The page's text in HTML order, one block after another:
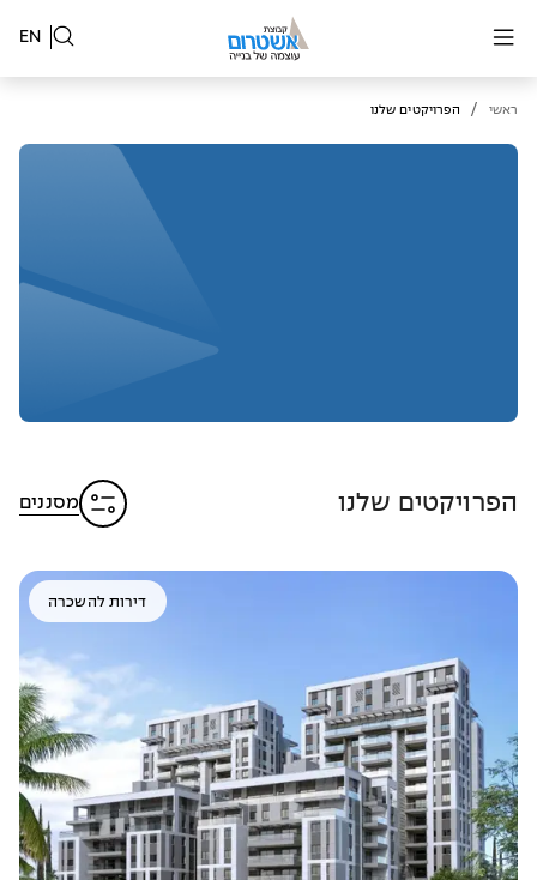
EN
ראשי / הפרויקטים שלנו
הפרויקטים שלנו מסננים
דירות להשכרה